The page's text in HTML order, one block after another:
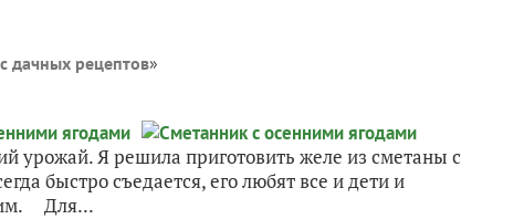
дачных рецептов»
урожай. Я решила приготовить желе из сметаны с
быстро съедается, его любят все и дети и
Для...